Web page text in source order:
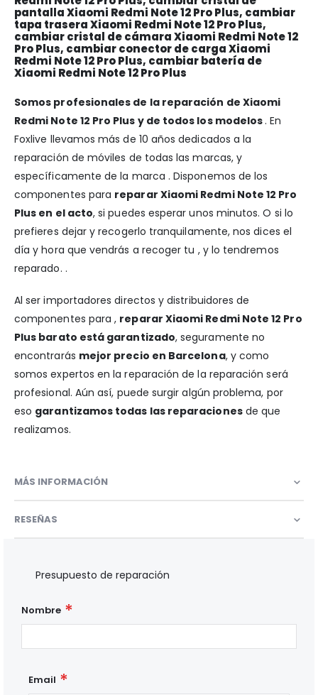
pantalla Xiaomi Redmi Note 12 Pro Plus, cambiar
tapa trasera Xiaomi Redmi Note 12 Pro Plus,
cambiar cristal de cámara Xiaomi Redmi Note 12
Pro Plus, cambiar conector de carga Xiaomi
Redmi Note 12 Pro Plus, cambiar batería de
Xiaomi Redmi Note 12 Pro Plus
Somos profesionales de la reparación de Xiaomi
Redmi Note 12 Pro Plus y de todos los modelos. En
Foxlive llevamos más de 10 años dedicados a la
reparación de móviles de todas las marcas, y
específicamente de la marca . Disponemos de los
componentes para reparar Xiaomi Redmi Note 12 Pro
Plus en el acto, si puedes esperar unos minutos. O si lo
prefieres dejar y recogerlo tranquilamente, nos dices el
día y hora que vendrás a recoger tu , y lo tendremos
reparado. .
Al ser importadores directos y distribuidores de
componentes para , reparar Xiaomi Redmi Note 12 Pro
Plus barato está garantizado, seguramente no
encontrarás mejor precio en Barcelona, y como
somos expertos en la reparación de la reparación será
profesional. Aún así, puede surgir algún problema, por
eso garantizamos todas las reparacionesde que
realizamos.
MÁS INFORMACIÓN
RESEÑAS
Presupuesto de reparación
Nombre
Email